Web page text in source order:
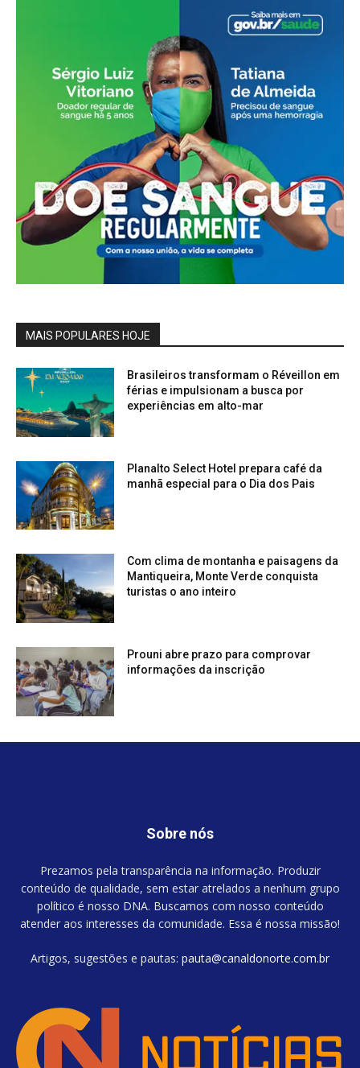
MAIS POPULARES HOJE
Brasileiros transformam o Réveillon em
férias e impulsionam a busca por
experiências em alto-mar
Planalto Select Hotel prepara café da
manhã especial para o Dia dos Pais
Com clima de montanha e paisagens da
Mantiqueira, Monte Verde conquista
turistas o ano inteiro
Prouni abre prazo para comprovar
informações da inscrição
Sobre nós
Prezamos pela transparência na informação. Produzir
conteúdo de qualidade, sem estar atrelados a nenhum grupo
político é nosso DNA. Buscamos com nosso conteúdo
atender aos interesses da comunidade. Essa é nossa missão!
Artigos, sugestões e pautas: pauta@canaldonorte.com.br